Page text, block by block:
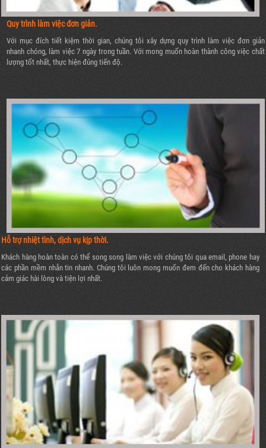
Quy trình làm việc đơn giản.
Với mục đích tiết kiệm thời gian, chúng tôi xây dựng quy trình làm việc đơn giản
nhanh chóng, làm việc 7 ngày trong tuần. Với mong muốn hoàn thành công việc chất
lượng tốt nhất, thực hiện đúng tiến độ.
Hỗ trợ nhiệt tình, dịch vụ kịp thời.
Khách hàng hoàn toàn có thể song song làm việc với chúng tôi qua email, phone hay
các phần mềm nhắn tin nhanh. Chúng tôi luôn mong muốn đem đến cho khách hàng
cảm giác hài lòng và tiện lợi nhất.